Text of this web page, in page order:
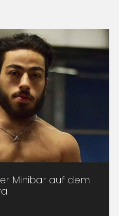
Minibar auf dem